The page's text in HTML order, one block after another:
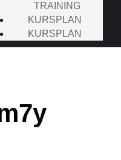
TRAINING
KURSPLAN
KURSPLAN